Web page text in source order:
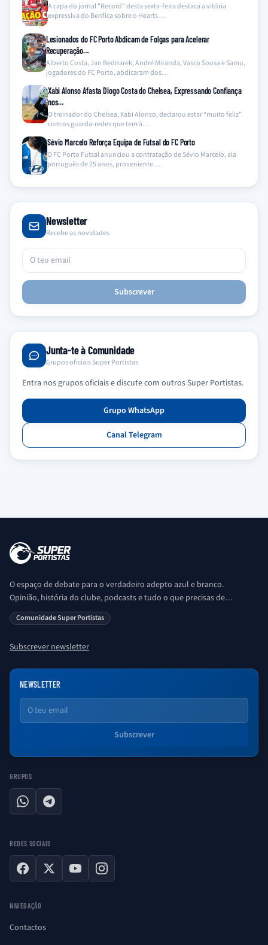
A capa do jornal "Record" desta sexta-feira destaca a vitória
expressiva do Benfica sobre o Hearts…
Lesionados do FC Porto Abdicam de Folgas para Acelerar
Recuperação…
Alberto Costa, Jan Bednarek, André Miranda, Vasco Sousa e Samu,
jogadores do FC Porto, abdicaram dos…
Xabi Alonso Afasta Diogo Costa do Chelsea, Expressando Confiança
nos…
O treinador do Chelsea, Xabi Alonso, declarou estar “muito feliz”
com os guarda-redes que tem à…
Sévio Marcelo Reforça Equipa de Futsal do FC Porto
O FC Porto Futsal anunciou a contratação de Sévio Marcelo, ala
português de 25 anos, proveniente…
Newsletter
Recebe as novidades
Subscrever
Junta-te à Comunidade
Grupos oficiais Super Portistas
Entra nos grupos oficiais e discute com outros Super Portistas.
Grupo WhatsApp
Canal Telegram
O espaço de debate para o verdadeiro adepto azul e branco.
Opinião, história do clube, podcasts e tudo o que precisas de
saber sobre o universo Porto. Ser Porto é aqui!
Comunidade Super Portistas
Subscrever newsletter
NEWSLETTER
Email
Subscrever
GRUPOS
WhatsAppTelegram
REDES SOCIAIS
Facebook
X YouTubeInstagram
NAVEGAÇÃO
Contactos